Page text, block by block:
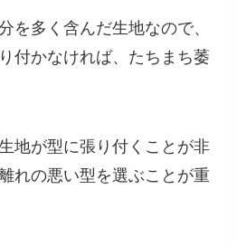
を多く含んだ生地なので、
付かなければ、たちまち萎
地が型に張り付くことが非
れの悪い型を選ぶことが重